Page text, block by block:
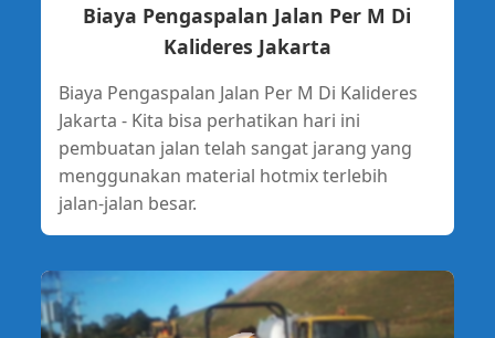
Biaya Pengaspalan Jalan Per M Di
Kalideres Jakarta
Biaya Pengaspalan Jalan Per M Di Kalideres
Jakarta - Kita bisa perhatikan hari ini
pembuatan jalan telah sangat jarang yang
menggunakan material hotmix terlebih
jalan-jalan besar.